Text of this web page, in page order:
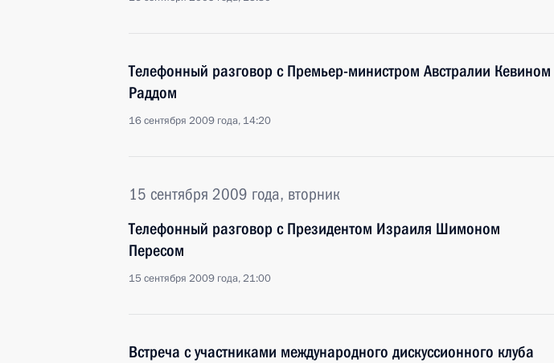
Телефонный разговор с Премьер-министром Австралии Кевином
Раддом
16 сентября 2009 года, 14:20
15 сентября 2009 года, вторник
Телефонный разговор с Президентом Израиля Шимоном
Пересом
15 сентября 2009 года, 21:00
Встреча с участниками международного дискуссионного клуба